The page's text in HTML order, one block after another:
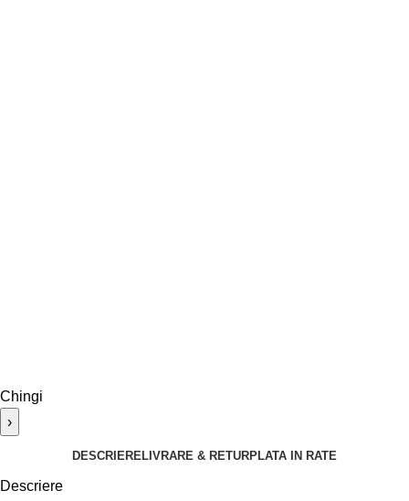
Chingi
›
DESCRIERELIVRARE & RETURPLATA IN RATE
Descriere